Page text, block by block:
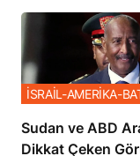
Sözler
Sudan ve ABD
Dikkat Çeken
İSRAİL-AMERİKA-